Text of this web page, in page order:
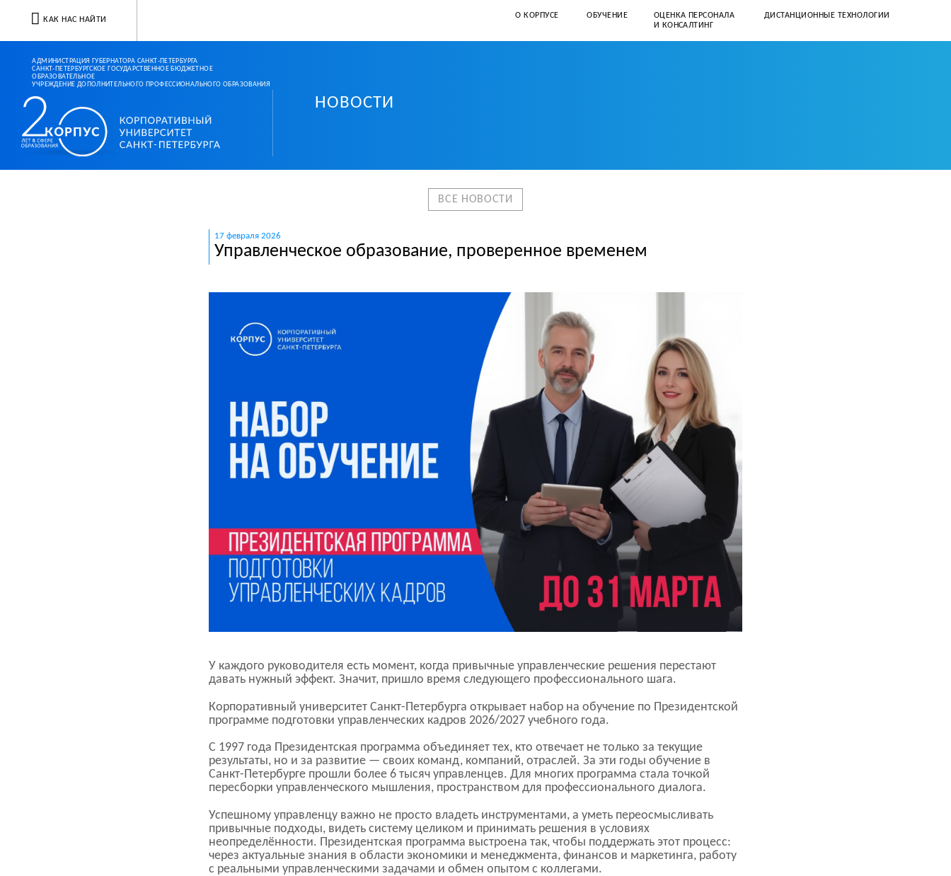
АДМИНИСТРАЦИЯ ГУБЕРНАТОРА САНКТ-ПЕТЕРБУРГА
САНКТ-ПЕТЕРБУРГСКОЕ ГОСУДАРСТВЕННОЕ БЮДЖЕТНОЕ
ОБРАЗОВАТЕЛЬНОЕ
УЧРЕЖДЕНИЕ ДОПОЛНИТЕЛЬНОГО ПРОФЕССИОНАЛЬНОГО ОБРАЗОВАНИЯ
Корпоративный университет Санкт-Петербурга
НОВОСТИ
КАК НАС НАЙТИ
О КОРПУСЕ ОБУЧЕНИЕ
ОЦЕНКА ПЕРСОНАЛА
И КОНСАЛТИНГ
ДИСТАНЦИОННЫЕ ТЕХНОЛОГИИ
+7 (812) 331–57–41
ВСЕ НОВОСТИ
17 февраля 2026
Управленческое образование, проверенное временем
У каждого руководителя есть момент, когда привычные управленческие решения перестают
давать нужный эффект. Значит, пришло время следующего профессионального шага.
Корпоративный университетСанкт-Петербурга открывает набор на обучение по Президентской
программе подготовки управленческих кадров 2026/2027 учебного года.
С 1997 года Президентская программа объединяет тех, кто отвечает не только за текущие
результаты, но и за развитие — своих команд, компаний, отраслей. За эти годы обучение в
Санкт-Петербурге прошли более 6 тысяч управленцев. Для многих программа стала точкой
пересборки управленческого мышления, пространством для профессионального диалога.
Успешному управленцу важно не просто владеть инструментами, а уметь переосмысливать
привычные подходы, видеть систему целиком и принимать решения в условиях
неопределённости. Президентская программа выстроена так, чтобы поддержать этот процесс:
через актуальные знания в области экономики и менеджмента, финансов и маркетинга, работу
с реальными управленческими задачами и обмен опытом с коллегами.